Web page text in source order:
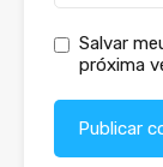
Salvar
próxima